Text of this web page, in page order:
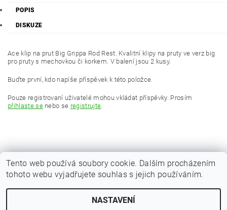
POPIS
DISKUZE
Ace klip na prut Big Grippa Rod Rest. Kvalitní klipy na pruty ve verz big
pro pruty s mechovkou či korkem. V balení jsou 2 kusy.
Buďte první, kdo napíše příspěvek k této položce.
Pouze registrovaní uživatelé mohou vkládat příspěvky. Prosím
přihlaste senebo se registrujte.
Zboží.cz Heureka.cz
Tento web používá soubory cookie. Dalším procházením
tohoto webu vyjadřujete souhlas s jejich používáním.
NASTAVENÍ